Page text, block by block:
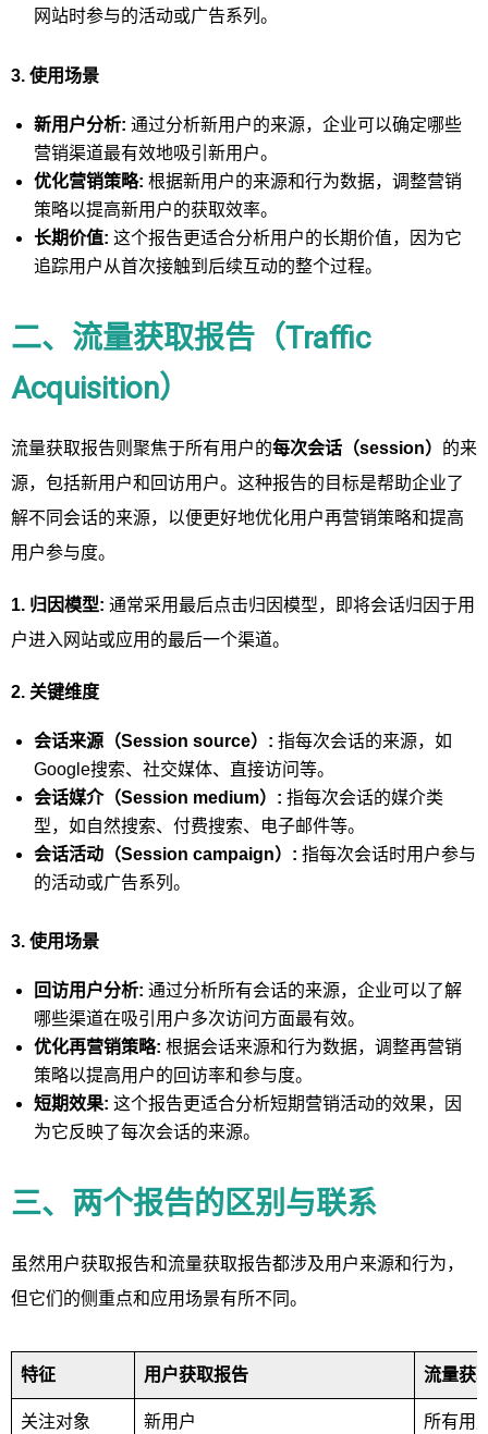
网站时参与的活动或广告系列。
3. 使用场景
新用户分析: 通过分析新用户的来源，企业可以确定哪些
营销渠道最有效地吸引新用户。
优化营销策略: 根据新用户的来源和行为数据，调整营销
策略以提高新用户的获取效率。
长期价值: 这个报告更适合分析用户的长期价值，因为它
追踪用户从首次接触到后续互动的整个过程。
二、流量获取报告（Traffic
Acquisition）
流量获取报告则聚焦于所有用户的每次会话（session） 的来
源，包括新用户和回访用户。这种报告的目标是帮助企业了
解不同会话的来源，以便更好地优化用户再营销策略和提高
用户参与度。
1. 归因模型: 通常采用最后点击归因模型，即将会话归因于用
户进入网站或应用的最后一个渠道。
2. 关键维度
会话来源（Session source）: 指每次会话的来源，如
Google搜索、社交媒体、直接访问等。
会话媒介（Session medium）: 指每次会话的媒介类
型，如自然搜索、付费搜索、电子邮件等。
会话活动（Session campaign）: 指每次会话时用户参与
的活动或广告系列。
3. 使用场景
回访用户分析: 通过分析所有会话的来源，企业可以了解
哪些渠道在吸引用户多次访问方面最有效。
优化再营销策略: 根据会话来源和行为数据，调整再营销
策略以提高用户的回访率和参与度。
短期效果: 这个报告更适合分析短期营销活动的效果，因
为它反映了每次会话的来源。
三、两个报告的区别与联系
虽然用户获取报告和流量获取报告都涉及用户来源和行为，
但它们的侧重点和应用场景有所不同。
特征 用户获取报告 流量获
关注对象 新用户 所有用